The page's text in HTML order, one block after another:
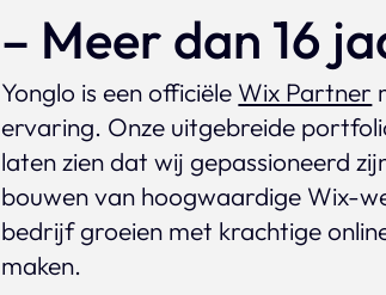
– Meer dan 16
Yonglo is een officiële Wix Partner
ervaring. Onze uitgebreide
laten zien dat wij gepassioneerd
bouwen van hoogwaardige Wix-
bedrijf groeien met krachtige
maken.